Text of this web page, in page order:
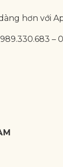
hơn với
–